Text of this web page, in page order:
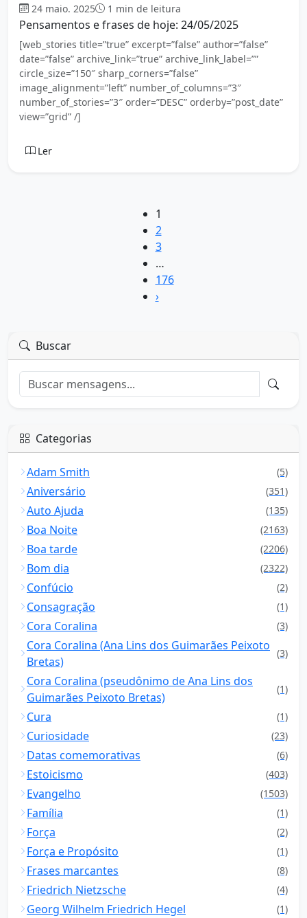
24 maio. 2025 1 min de leitura
Pensamentos e frases de hoje: 24/05/2025
[web_stories title=”true” excerpt=”false” author=”false”
date=”false” archive_link=”true” archive_link_label=””
circle_size=”150″ sharp_corners=”false”
image_alignment=”left” number_of_columns=”3″
number_of_stories=”3″ order=”DESC” orderby=”post_date”
view=”grid” /]
Ler
1
2
3
…
176
›
Buscar
Categorias
Adam Smith (5)
Aniversário (351)
Auto Ajuda (135)
Boa Noite (2163)
Boa tarde (2206)
Bom dia (2322)
Confúcio (2)
Consagração (1)
Cora Coralina (3)
Cora Coralina (Ana Lins dos Guimarães Peixoto
Bretas)
(3)
Cora Coralina (pseudônimo de Ana Lins dos
Guimarães Peixoto Bretas)
(1)
Cura (1)
Curiosidade (23)
Datas comemorativas (6)
Estoicismo (403)
Evangelho (1503)
Família (1)
Força (2)
Força e Propósito (1)
Frases marcantes (8)
Friedrich Nietzsche (4)
Georg Wilhelm Friedrich Hegel (1)